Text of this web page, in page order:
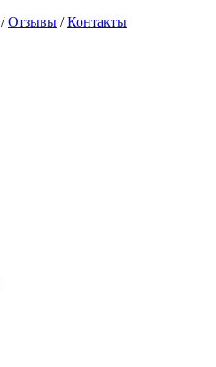
/Отзывы /Контакты